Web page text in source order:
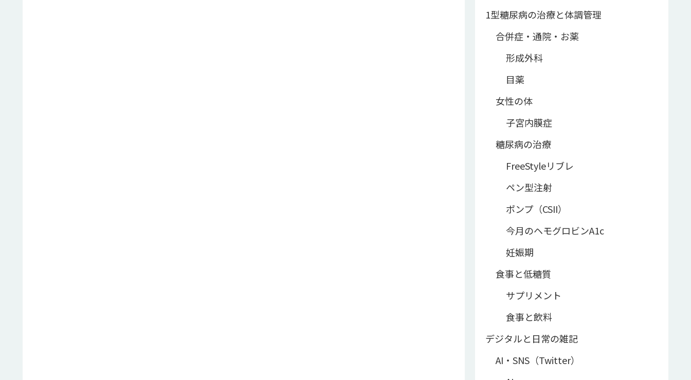
1型糖尿病の治療と体調管理
合併症・通院・お薬
形成外科
目薬
女性の体
子宮内膜症
糖尿病の治療
FreeStyleリブレ
ペン型注射
ポンプ（CSII）
今月のヘモグロビンA1c
妊娠期
食事と低糖質
サプリメント
食事と飲料
デジタルと日常の雑記
AI・SNS（Twitter）